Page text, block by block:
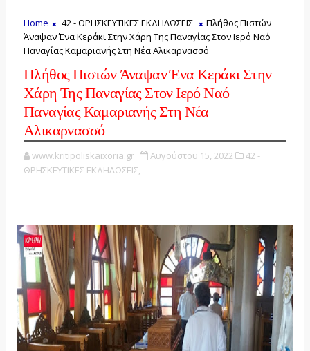
Home 42 - ΘΡΗΣΚΕΥΤΙΚΕΣ ΕΚΔΗΛΩΣΕΙΣ
Πλήθος Πιστών
Άναψαν Ένα Κεράκι Στην Χάρη Της Παναγίας Στον Ιερό Ναό
Παναγίας Καμαριανής Στη Νέα Αλικαρνασσό
Πλήθος Πιστών Άναψαν Ένα Κεράκι Στην
Χάρη Της Παναγίας Στον Ιερό Ναό
Παναγίας Καμαριανής Στη Νέα
Αλικαρνασσό
www.kritipoliskaixoria.gr Αυγούστου 15, 2022
42 -
ΘΡΗΣΚΕΥΤΙΚΕΣ ΕΚΔΗΛΩΣΕΙΣ,